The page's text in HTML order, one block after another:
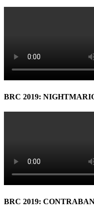
BRC 2019:
BRC 2019: